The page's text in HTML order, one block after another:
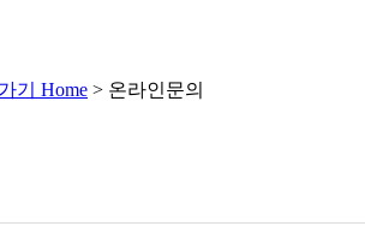
Home > 온라인문의